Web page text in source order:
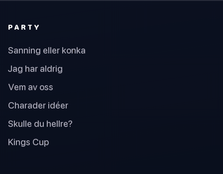
PARTY
Sanning eller konka
Jag har aldrig
Vem av oss
Charader idéer
Skulle du hellre?
Kings Cup